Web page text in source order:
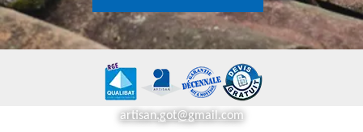
artisan.got@gmail.com